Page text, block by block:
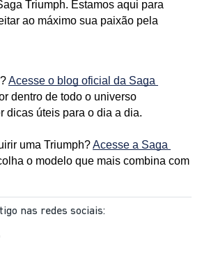
Triumph. Estamos aqui para
ao máximo sua paixão pela
Acesse o blog oficial da Saga
dentro de todo o universo
dicas úteis para o dia a dia.
uma Triumph? Acesse a Saga
o modelo que mais combina com
nas redes sociais: